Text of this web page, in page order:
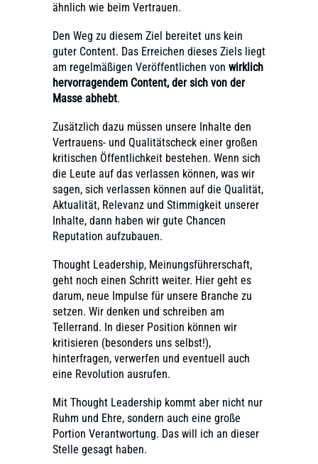
ähnlich wie beim Vertrauen.
Den Weg zu diesem Ziel bereitet uns kein
guter Content. Das Erreichen dieses Ziels liegt
am regelmäßigen Veröffentlichen von wirklich
hervorragendem Content, der sich von der
Masse abhebt.
Zusätzlich dazu müssen unsere Inhalte den
Vertrauens- und Qualitätscheck einer großen
kritischen Öffentlichkeit bestehen. Wenn sich
die Leute auf das verlassen können, was wir
sagen, sich verlassen können auf die Qualität,
Aktualität, Relevanz und Stimmigkeit unserer
Inhalte, dann haben wir gute Chancen
Reputation aufzubauen.
Thought Leadership, Meinungsführerschaft,
geht noch einen Schritt weiter. Hier geht es
darum, neue Impulse für unsere Branche zu
setzen. Wir denken und schreiben am
Tellerrand. In dieser Position können wir
kritisieren (besonders uns selbst!),
hinterfragen, verwerfen und eventuell auch
eine Revolution ausrufen.
Mit Thought Leadership kommt aber nicht nur
Ruhm und Ehre, sondern auch eine große
Portion Verantwortung. Das will ich an dieser
Stelle gesagt haben.